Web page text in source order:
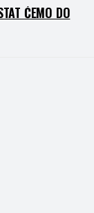
ĆEMO DO